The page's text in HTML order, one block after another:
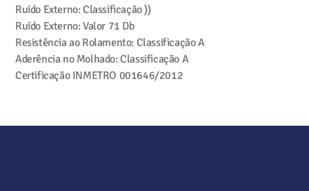
Ruído Externo: Classificação))
Ruído Externo: Valor 71 Db
Resistência ao Rolamento: ClassificaçãoA
Aderência no Molhado: Classificação A
Certificação INMETRO 001646/2012